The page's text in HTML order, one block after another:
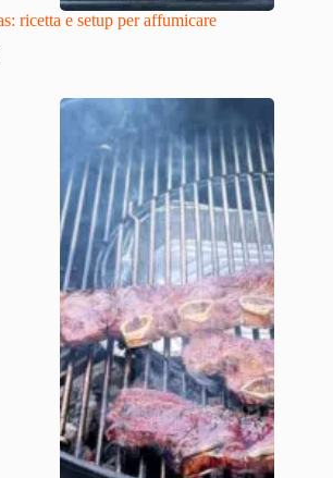
ricetta e setup per affumicare